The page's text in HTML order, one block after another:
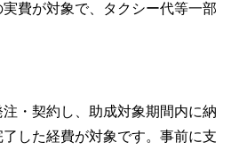
費が対象で、タクシー代等一部
・契約し、助成対象期間内に納
した経費が対象です。事前に支